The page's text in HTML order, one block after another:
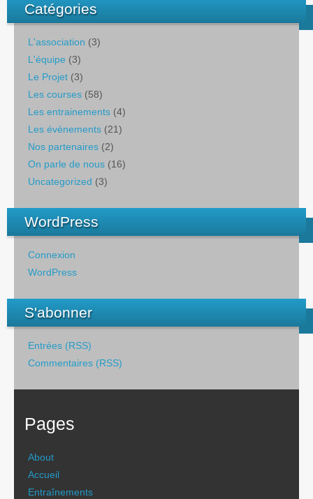
Catégories
L'association (3)
L'équipe (3)
Le Projet (3)
Les courses (58)
Les entrainements (4)
Les évènements (21)
Nos partenaires (2)
On parle de nous (16)
Uncategorized (3)
WordPress
Connexion
WordPress
S'abonner
Entrées (RSS)
Commentaires (RSS)
Pages
About
Accueil
Entraînements